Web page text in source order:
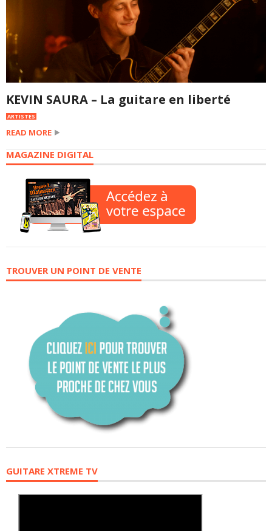
KEVIN SAURA – La guitare en liberté
ARTISTES
READ MORE
MAGAZINE DIGITAL
TROUVER UN POINT DE VENTE
GUITARE XTREME TV